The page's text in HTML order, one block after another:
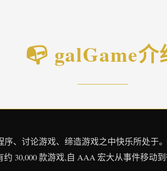
📭 galGame介
、讨论游戏、缔造游戏之中快乐所处于。
30,000 款游戏,自 AAA 宏大从事件移动